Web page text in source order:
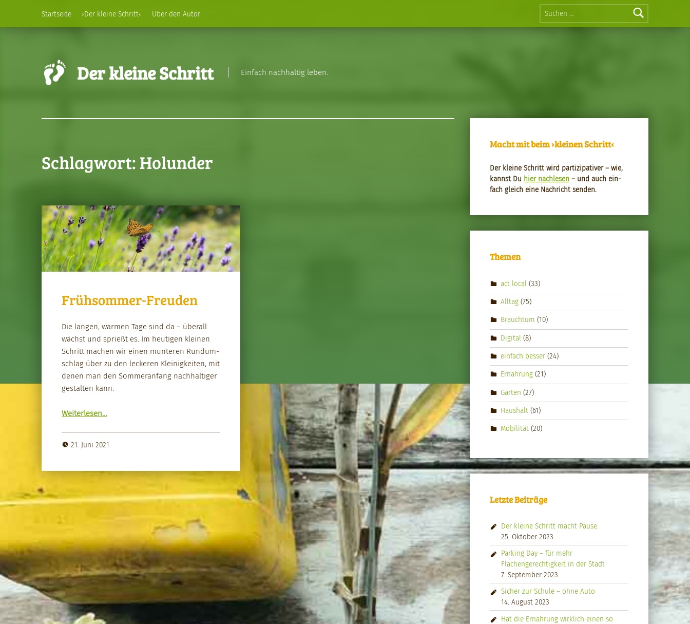
Suchen nach:
Startseite
›Der kleine Schritt‹ Über den Autor
Der kleine Schritt Einfach nachhaltig leben.
Schlagwort:Holunder
Frühsommer-Freuden
Die lan­gen, war­men Tage sind da – über­all
wächst und sprießt es. Im heuti­gen kleinen
Schritt machen wir einen munteren Run­dum­
schlag über zu den leck­eren Kleinigkeit­en, mit
denen man den Som­mer­an­fang nach­haltiger
gestal­ten kann.
Weit­er­lesen…
21. Juni 2021
Macht mit beim ›kleinen Schritt‹
Der kleine Schritt wird par­tizipa­tiv­er – wie,
kannst Du hier nach­le­sen – und auch ein­
fach gle­ich eine Nachricht senden.
Themen
act local(33)
Alltag(75)
Brauchtum (10)
Digital (8)
einfach besser(24)
Ernährung(21)
Garten (27)
Haushalt(61)
Mobilität(20)
Letzte Beiträge
Der kleine Schritt macht Pause.
25. Oktober 2023
Parking Day – für mehr
Flächengerechtigkeit in der Stadt
7. September 2023
Sicher zur Schule – ohne Auto
14. August 2023
Hat die Ernährung wirklich einen so